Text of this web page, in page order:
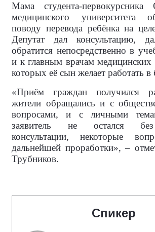
Мама студента-первокурсника
медицинского университета
поводу перевода ребёнка на
Депутат дал консультацию,
обратится непосредственно в
и к главным врачам
которых её сын желает работать
«Приём граждан получился
жители обращались и с
вопросами, и с личными
заявитель не остался
консультации, некоторые
дальнейшей проработки», –
Трубников.
Спикер